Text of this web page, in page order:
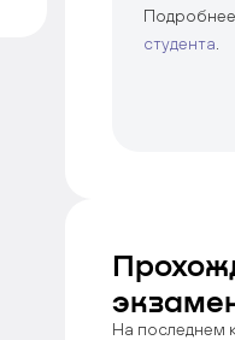
студента.
На последнем